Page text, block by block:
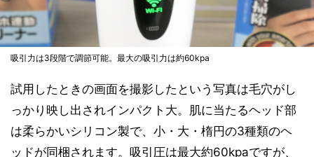
吸引力は3段階で調節可能。最大の吸引力は約60kpa
試用したときの画面を撮影したという写真は毛穴がし
っかり映し出されインパクト大。肌に当たるヘッド部
は柔らかいシリコン製で、小・大・楕円の3種類のヘ
ッドが同梱されます。吸引圧は最大約60kpaですが、